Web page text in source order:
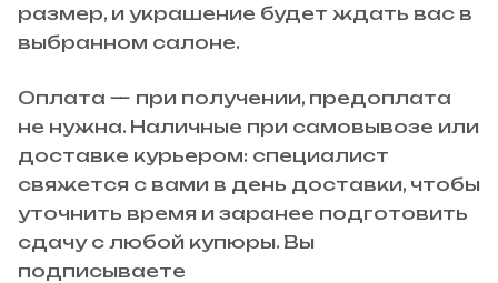
размер, и украшение будет ждать вас в
выбранном салоне.
Оплата — при получении, предоплата
не нужна. Наличные при самовывозе или
доставке курьером: специалист
свяжется с вами в день доставки, чтобы
уточнить время и заранее подготовить
сдачу с любой купюры. Вы
подписываете